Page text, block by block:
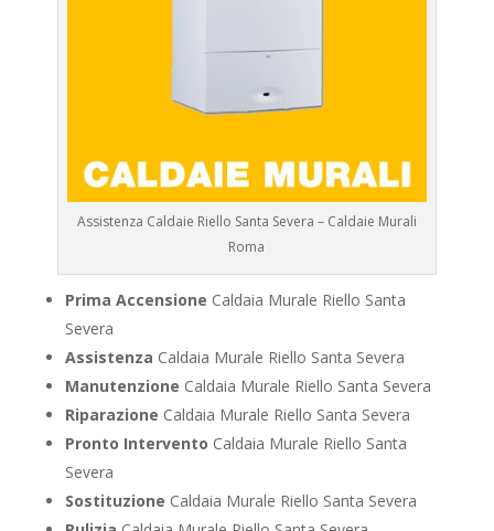
Assistenza Caldaie Riello Santa Severa – Caldaie Murali
Roma
Prima Accensione Caldaia Murale Riello Santa
Severa
Assistenza Caldaia Murale Riello Santa Severa
Manutenzione Caldaia Murale Riello Santa Severa
Riparazione Caldaia Murale Riello Santa Severa
Pronto Intervento Caldaia Murale Riello Santa
Severa
Sostituzione Caldaia Murale Riello Santa Severa